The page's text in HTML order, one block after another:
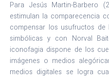
Para Jesús Martin-Barbero
estimulan la comparecencia
compensar los usufructos de
simbólicas y con Norval
iconofagia dispone de los
imágenes o medios
medios digitales se logra